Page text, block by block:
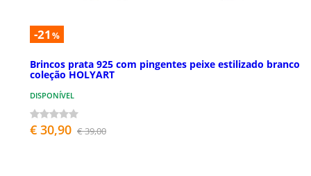
-21 %
Brincos prata 925 com pingentes peixe estilizado branco
coleção HOLYART
DISPONÍVEL
€ 30,90 € 39,00